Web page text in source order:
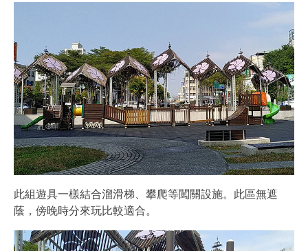
此組遊具一樣結合溜滑梯、攀爬等闖關設施。此區無遮
蔭，傍晚時分來玩比較適合。